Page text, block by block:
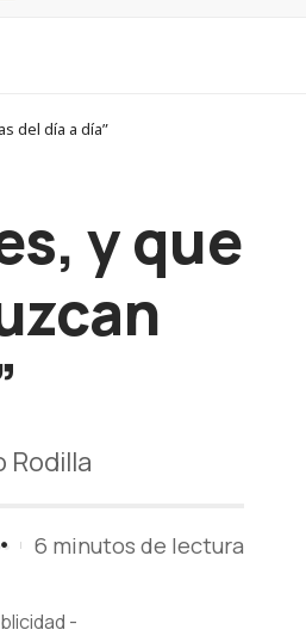
del día a día”
y que
Rodilla
6 minutos de lectura
-